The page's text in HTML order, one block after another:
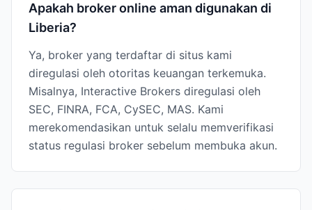
Apakah broker online aman digunakan di
Liberia?
Ya, broker yang terdaftar di situs kami
diregulasi oleh otoritas keuangan terkemuka.
Misalnya, Interactive Brokers diregulasi oleh
SEC, FINRA, FCA, CySEC, MAS. Kami
merekomendasikan untuk selalu memverifikasi
status regulasi broker sebelum membuka akun.